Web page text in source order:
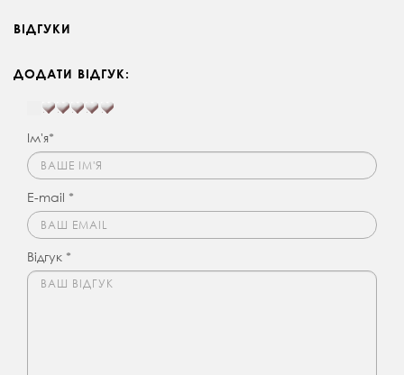
ВІДГУКИ
ДОДАТИ ВІДГУК:
Ім'я*
E-mail *
Відгук *